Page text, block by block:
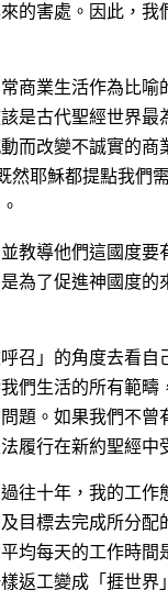
的害處。因此，我
商業生活作為比喻
是古代聖經世界最
而改變不誠實的商
耶穌都提點我們
教導他們這國度要
為了促進神國度的
召」的角度去看自
們生活的所有範疇
題。如果我們不曾
履行在新約聖經中
往十年，我的工作
目標去完成所分配
均每天的工作時間
返工變成「捱世界